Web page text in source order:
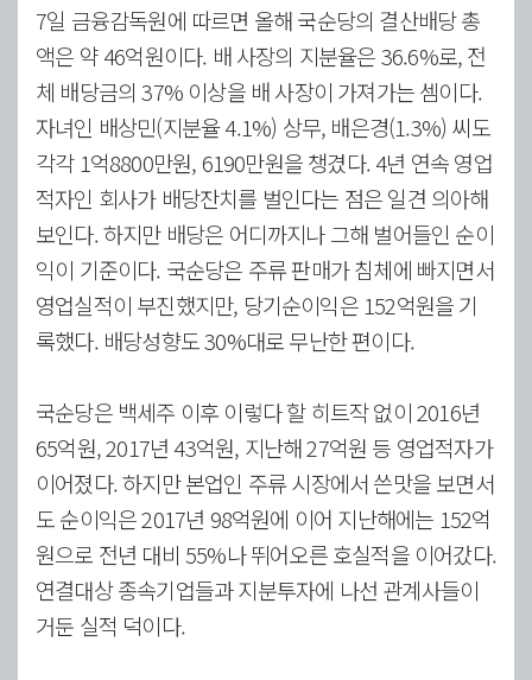
7일 금융감독원에 따르면 올해 국순당의 결산배당 총
액은 약 46억원이다. 배 사장의 지분율은 36.6%로, 전
체 배당금의 37% 이상을 배 사장이 가져가는 셈이다.
자녀인 배상민(지분율 4.1%) 상무, 배은경(1.3%) 씨도
각각 1억8800만원, 6190만원을 챙겼다. 4년 연속 영업
적자인 회사가 배당잔치를 벌인다는 점은 일견 의아해
보인다. 하지만 배당은 어디까지나 그해 벌어들인 순이
익이 기준이다. 국순당은 주류 판매가 침체에 빠지면서
영업실적이 부진했지만, 당기순이익은 152억원을 기
록했다. 배당성향도 30%대로 무난한 편이다.
국순당은 백세주 이후 이렇다 할 히트작 없이 2016년
65억원, 2017년 43억원, 지난해 27억원 등 영업적자가
이어졌다. 하지만 본업인 주류 시장에서 쓴맛을 보면서
도 순이익은 2017년 98억원에 이어 지난해에는 152억
원으로 전년 대비 55%나 뛰어오른 호실적을 이어갔다.
연결대상 종속기업들과 지분투자에 나선 관계사들이
거둔 실적 덕이다.